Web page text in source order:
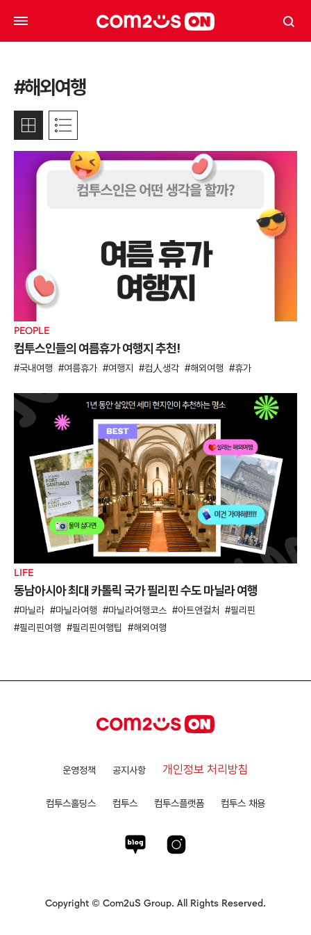
#해외여행
PEOPLE
컴투스인들의 여름휴가 여행지 추천!
국내여행 여름휴가 여행지 컴人생각 해외여행 휴가
LIFE
동남아시아 최대 카톨릭 국가 필리핀 수도 마닐라 여행
마닐라 마닐라여행 마닐라여행코스 아트앤컬처
필리핀
필리핀여행
필리핀여행팁 해외여행
운영정책 공지사항 개인정보 처리방침
컴투스홀딩스 컴투스 컴투스플랫폼 컴투스 채용
Copyright © Com2uS Group. All Rights Reserved.